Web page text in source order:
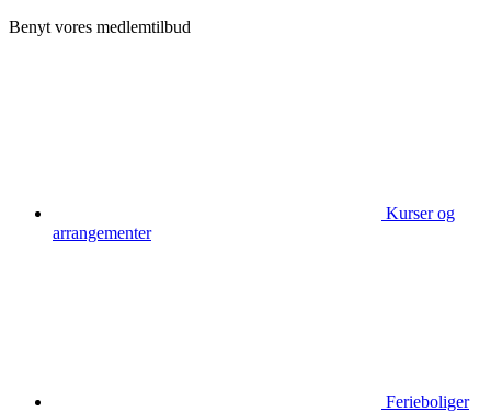
Benyt vores medlemtilbud
Kurser og
arrangementer
Ferieboliger